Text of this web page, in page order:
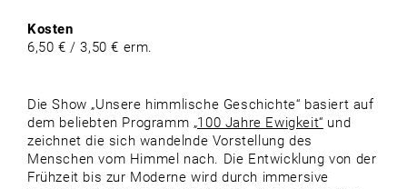
Kosten
6,50 € / 3,50 € erm.
Die Show „Unsere himmlische Geschichte“ basiert auf
dem beliebten Programm „100 Jahre Ewigkeit“ und
zeichnet die sich wandelnde Vorstellung des
Menschen vom Himmel nach. Die Entwicklung von der
Frühzeit bis zur Moderne wird durch immersive